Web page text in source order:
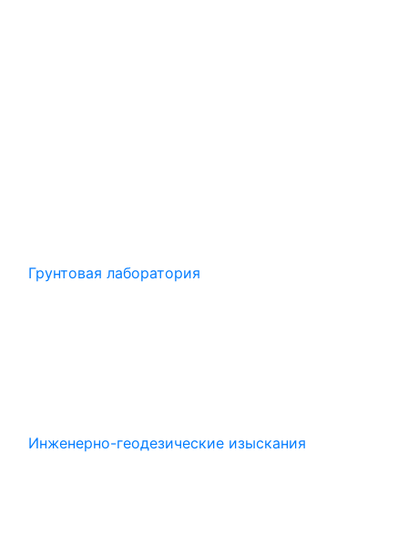
Грунтовая лаборатория
Инженерно-геодезические изыскания